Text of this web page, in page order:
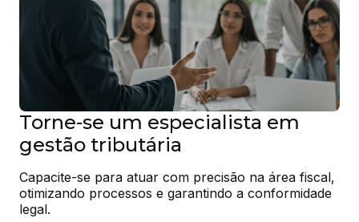
Torne-se um especialista em
gestão tributária
Capacite-se para atuar com precisão na área fiscal,
otimizando processos e garantindo a conformidade
legal.